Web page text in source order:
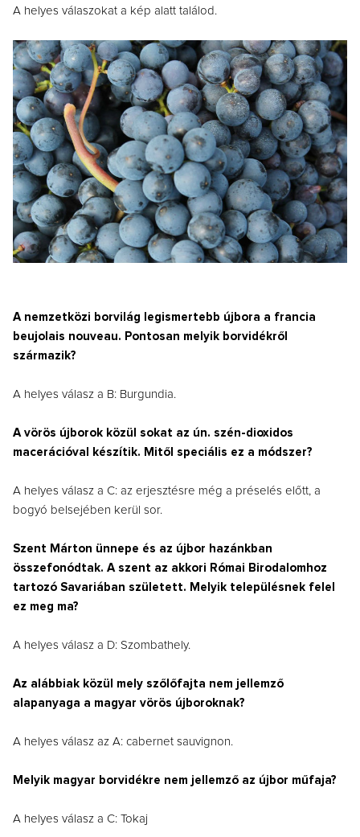
A helyes válaszokat a kép alatt találod.
A nemzetközi borvilág legismertebb újbora a francia
beujolais nouveau. Pontosan melyik borvidékről
származik?
A helyes válasz a B: Burgundia.
A vörös újborok közül sokat az ún. szén-dioxidos
macerációval készítik. Mitől speciális ez a módszer?
A helyes válasz a C: az erjesztésre még a préselés előtt, a
bogyó belsejében kerül sor.
Szent Márton ünnepe és az újbor hazánkban
összefonódtak. A szent az akkori Római Birodalomhoz
tartozó Savariában született. Melyik településnek felel
ez meg ma?
A helyes válasz a D: Szombathely.
Az alábbiak közül mely szőlőfajta nem jellemző
alapanyaga a magyar vörös újboroknak?
A helyes válasz az A: cabernet sauvignon.
Melyik magyar borvidékre nem jellemző az újbor műfaja?
A helyes válasz a C: Tokaj